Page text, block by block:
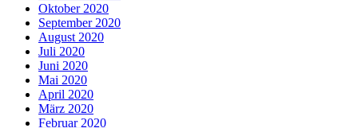
Oktober 2020
September 2020
August 2020
Juli 2020
Juni 2020
Mai 2020
April 2020
März 2020
Februar 2020